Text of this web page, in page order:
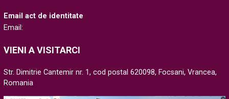
Email act de identitate
Email:
VIENI A VISITARCI
Str. Dimitrie Cantemir nr. 1, cod postal 620098, Focsani, Vrancea,
Romania